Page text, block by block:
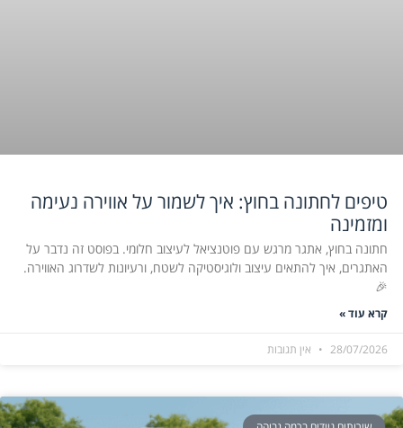
טיפים לחתונה בחוץ: איך לשמור על אווירה נעימה
ומזמינה
חתונה בחוץ, אתגר מרגש עם פוטנציאל לעיצוב חלומי. בפוסט זה נדבר על
האתגרים, איך להתאים עיצוב ולוגיסטיקה לשטח, ורעיונות לשדרוג האווירה.
🎉
קרא עוד »
28/07/2026 אין תגובות